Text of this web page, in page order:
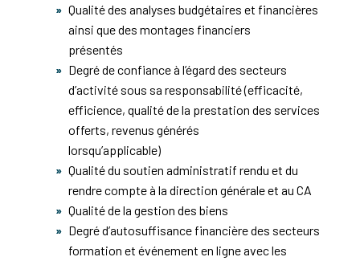
Qualité des analyses budgétaires et financières
ainsi que des montages financiers
présentés
Degré de confiance à l’égard des secteurs
d’activité sous sa responsabilité (efficacité,
efficience, qualité de la prestation des services
offerts, revenus générés
lorsqu’applicable)
Qualité du soutien administratif rendu et du
rendre compte à la direction générale et au CA
Qualité de la gestion des biens
Degré d’autosuffisance financière des secteurs
formation et événement en ligne avec les